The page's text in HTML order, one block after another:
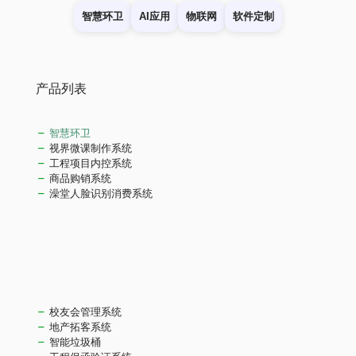
智慧环卫 AI应用 物联网 软件定制
产品列表
智慧环卫
视界微课制作系统
工程项目内控系统
商品购销系统
澡堂人脸识别消费系统
校友会管理系统
地产拓客系统
智能垃圾桶